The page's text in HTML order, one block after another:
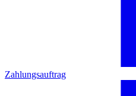
Zahlungsauftrag